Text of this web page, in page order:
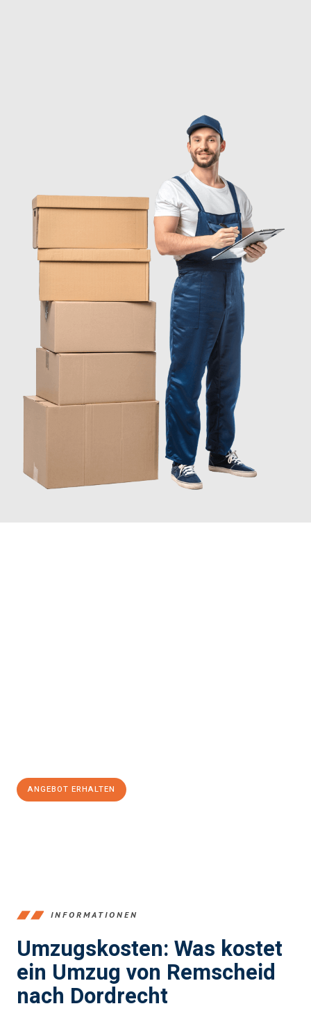
ANGEBOT ERHALTEN
INFORMATIONEN
Umzugskosten: Was kostet
ein Umzug von Remscheid
nach Dordrecht